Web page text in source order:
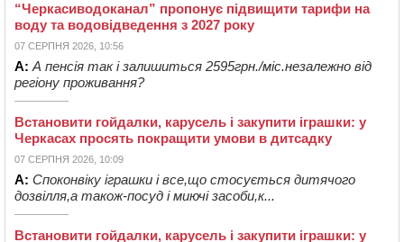
“Черкасиводоканал” пропонує підвищити тарифи на
воду та водовідведення з 2027 року
07 СЕРПНЯ 2026, 10:56
А: А пенсія так і залишиться 2595грн./міс.незалежно від
регіону проживання?
Встановити гойдалки, карусель і закупити іграшки: у
Черкасах просять покращити умови в дитсадку
07 СЕРПНЯ 2026, 10:09
А: Споконвіку іграшки і все,що стосується дитячого
дозвілля,а також-посуд і миючі засоби,к...
Встановити гойдалки, карусель і закупити іграшки: у